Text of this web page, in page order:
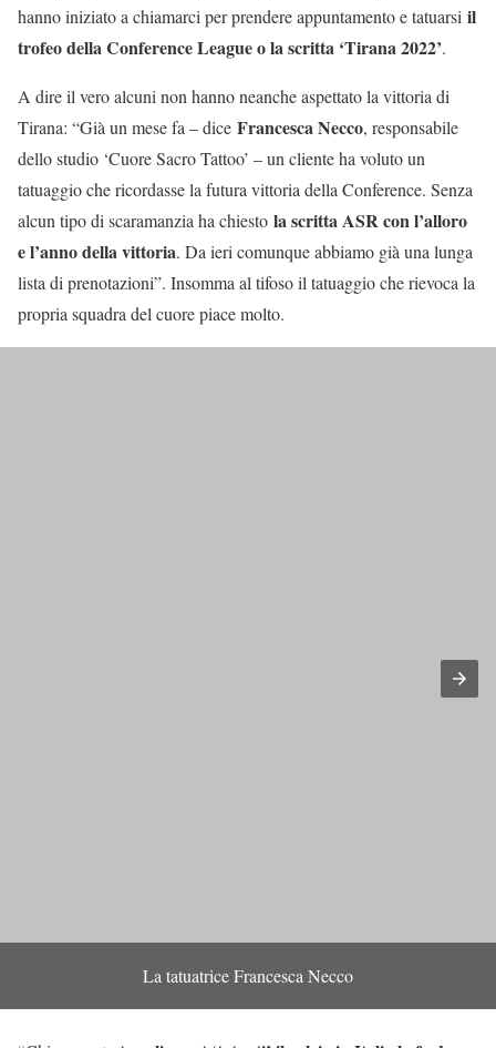
hanno iniziato a chiamarci per prendere appuntamento e tatuarsi il
trofeo della Conference League o la scritta ‘Tirana 2022’.
A dire il vero alcuni non hanno neanche aspettato la vittoria di
Tirana: “Già un mese fa – dice Francesca Necco, responsabile
dello studio ‘Cuore Sacro Tattoo’ – un cliente ha voluto un
tatuaggio che ricordasse la futura vittoria della Conference. Senza
alcun tipo di scaramanzia ha chiesto la scritta ASR con l’alloro
e l’anno della vittoria. Da ieri comunque abbiamo già una lunga
lista di prenotazioni”. Insomma al tifoso il tatuaggio che rievoca la
propria squadra del cuore piace molto.
La tatuatrice Francesca Necco